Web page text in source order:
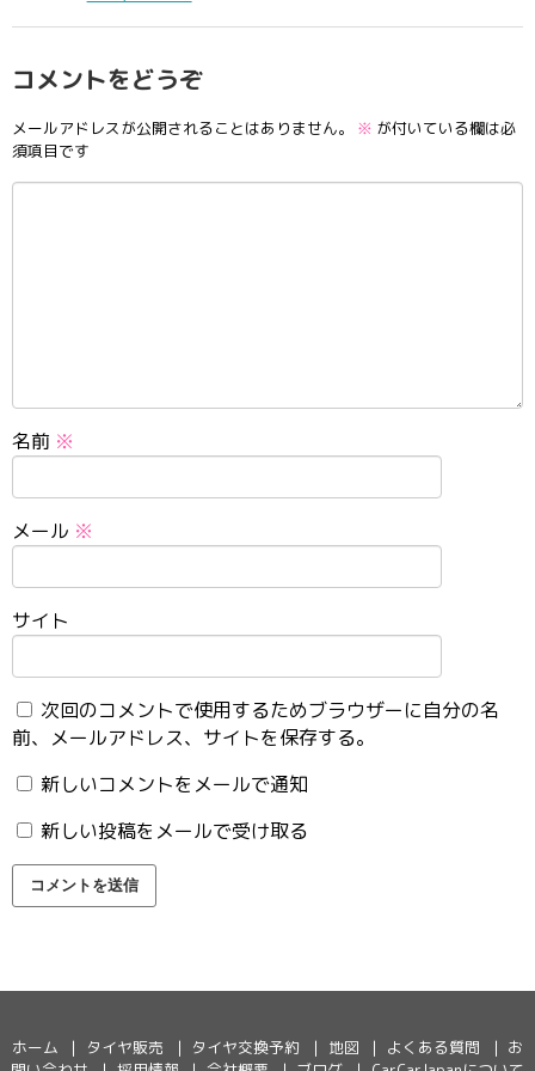
コメントをどうぞ
メールアドレスが公開されることはありません。 ※ が付いている欄は必
須項目です
名前 ※
メール ※
サイト
次回のコメントで使用するためブラウザーに自分の名
前、メールアドレス、サイトを保存する。
新しいコメントをメールで通知
新しい投稿をメールで受け取る
ホーム タイヤ販売 タイヤ交換予約 地図 よくある質問
お